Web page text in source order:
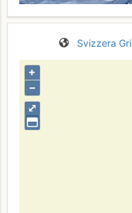
Svizzera
⤢
+
–